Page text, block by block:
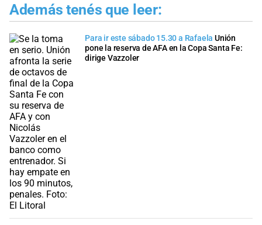
Además tenés que leer:
Para ir este sábado 15.30 a Rafaela Unión
pone la reserva de AFA en la Copa Santa Fe:
dirige Vazzoler